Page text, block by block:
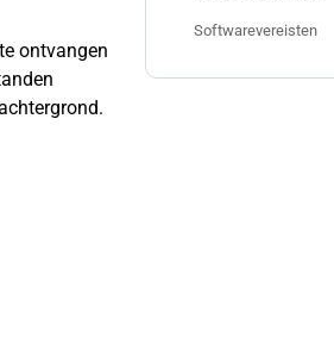
Softwarevereisten
ontvangen